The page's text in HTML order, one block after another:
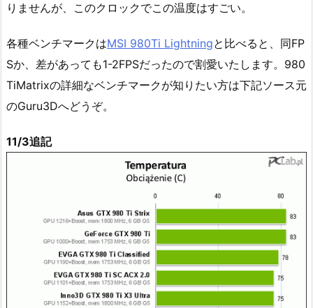
りませんが、このクロックでこの温度はすごい。
各種ベンチマークはMSI 980Ti Lightningと比べると、同FP
Sか、差があっても1-2FPSだったので割愛いたします。980
TiMatrixの詳細なベンチマークが知りたい方は下記ソース元
のGuru3Dへどうぞ。
11/3追記